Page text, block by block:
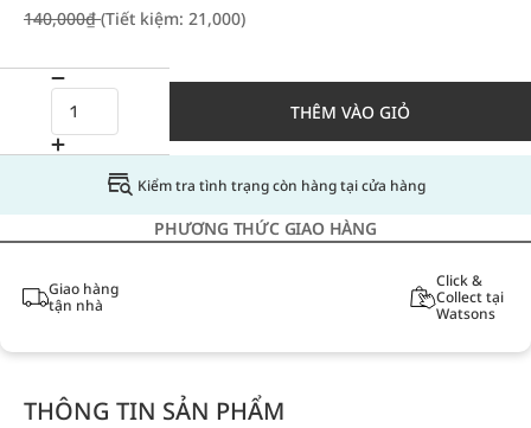
140,000₫(Tiết kiệm: 21,000)
THÊM VÀO GIỎ
Kiểm tra tình trạng còn hàng tại cửa hàng
PHƯƠNG THỨC GIAO HÀNG
Giao hàng
tận nhà
Click &
Collect tại
Watsons
THÔNG TIN SẢN PHẨM